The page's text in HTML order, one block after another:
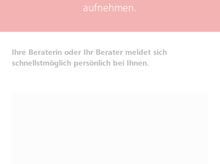
aufnehmen.
Ihre Beraterin oder Ihr Berater meldet sich
schnellstmöglich persönlich bei Ihnen.